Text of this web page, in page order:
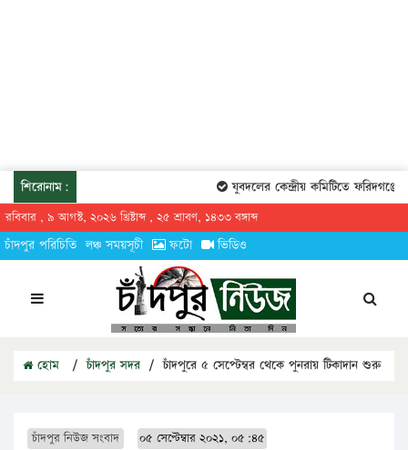
শিরোনাম: যুবদলের কেন্দ্রীয় কমিটিতে ফরিদগঞ্জের
রবিবার , ৯ আগস্ট, ২০২৬ খ্রিষ্টাব্দ , ২৫ শ্রাবণ, ১৪৩৩ বঙ্গাব্দ
চাঁদপুর পরিচিতি লঞ্চ সময়সূচী ফটো ভিডিও
হোম / চাঁদপুর সদর / চাঁদপুরে ৫ সেপ্টেম্বর থেকে পুনরায় টিকাদান শুরু
চাঁদপুর নিউজ সংবাদ ০৫ সেপ্টেম্বার ২০২১, ০৫:৪৫